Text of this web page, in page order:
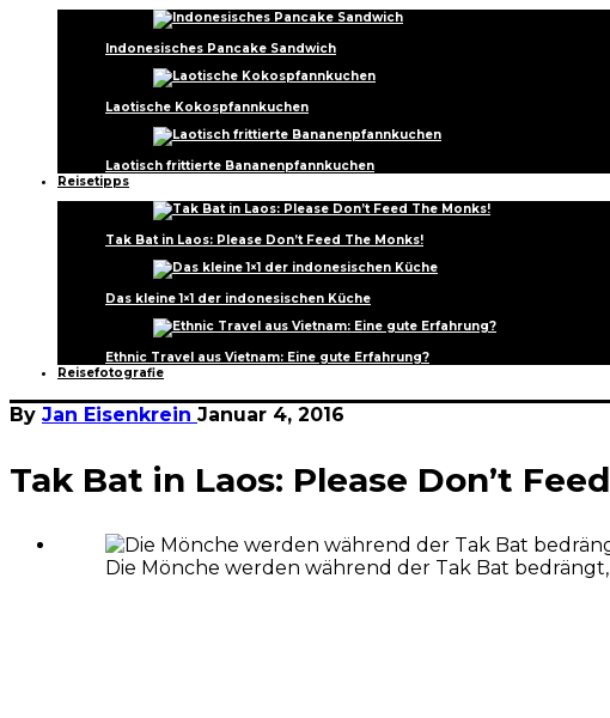
Indonesisches Pancake Sandwich
Laotische Kokospfannkuchen
Laotisch frittierte Bananenpfannkuchen
Reisetipps
Tak Bat in Laos: Please Don’t Feed The Monks!
Das kleine 1×1 der indonesischen Küche
Ethnic Travel aus Vietnam: Eine gute Erfahrung?
Reisefotografie
By Jan Eisenkrein Januar 4, 2016
Tak Bat in Laos: Please Don’t
Die Mönche werden während der Tak Bat